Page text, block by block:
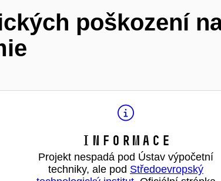
poškození
Informace
Projekt nespadá pod Ústav výpočetní
techniky, ale pod Středoevropský